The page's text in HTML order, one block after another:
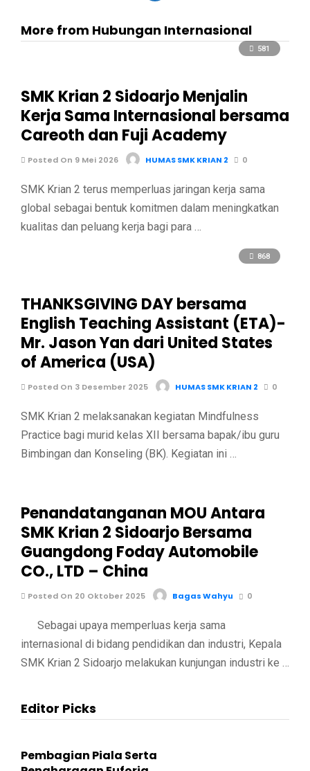
More from Hubungan Internasional
581
SMK Krian 2 Sidoarjo Menjalin
Kerja Sama Internasional bersama
Careoth dan Fuji Academy
Posted On 9 Mei 2026 HUMAS SMK KRIAN 2 0
SMK Krian 2 terus memperluas jaringan kerja sama
global sebagai bentuk komitmen dalam meningkatkan
kualitas dan peluang kerja bagi para …
868
THANKSGIVING DAY bersama
English Teaching Assistant (ETA)-
Mr. Jason Yan dari United States
of America (USA)
Posted On 3 Desember 2025 HUMAS SMK KRIAN 2 0
SMK Krian 2 melaksanakan kegiatan Mindfulness
Practice bagi murid kelas XII bersama bapak/ibu guru
Bimbingan dan Konseling (BK). Kegiatan ini …
Penandatanganan MOU Antara
SMK Krian 2 Sidoarjo Bersama
Guangdong Foday Automobile
CO., LTD – China
Posted On 20 Oktober 2025 Bagas Wahyu 0
Sebagai upaya memperluas kerja sama
internasional di bidang pendidikan dan industri, Kepala
SMK Krian 2 Sidoarjo melakukan kunjungan industri ke …
Editor Picks
Pembagian Piala Serta